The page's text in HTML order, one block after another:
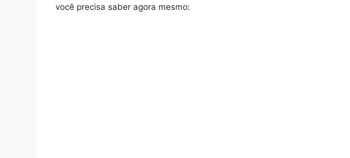
você precisa saber agora mesmo: